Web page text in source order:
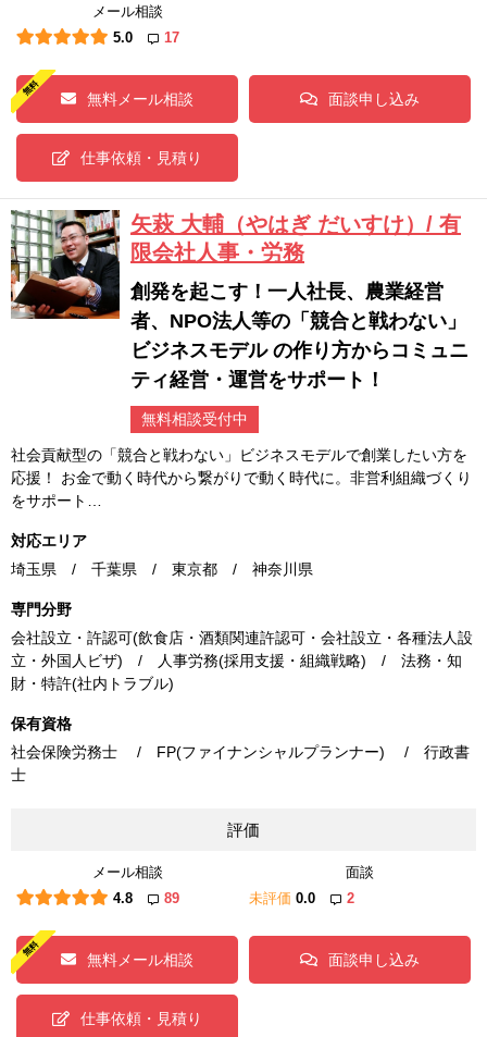
メール相談
5.0
17
無料メール相談 面談申し込み
仕事依頼・見積り
矢萩 大輔（やはぎ だいすけ）/ 有
限会社人事・労務
創発を起こす！一人社長、農業経営
者、NPO法人等の「競合と戦わない」
ビジネスモデル の作り方からコミュニ
ティ経営・運営をサポート！
無料相談受付中
社会貢献型の「競合と戦わない」ビジネスモデルで創業したい方を
応援！ お金で動く時代から繋がりで動く時代に。非営利組織づくり
をサポート…
対応エリア
埼玉県 / 千葉県 / 東京都 / 神奈川県
専門分野
会社設立・許認可(飲食店・酒類関連許認可・会社設立・各種法人設
立・外国人ビザ) / 人事労務(採用支援・組織戦略) / 法務・知
財・特許(社内トラブル)
保有資格
社会保険労務士 / FP(ファイナンシャルプランナー) / 行政書
士
評価
メール相談
4.8
89
面談
未評価 0.0 2
無料メール相談 面談申し込み
仕事依頼・見積り